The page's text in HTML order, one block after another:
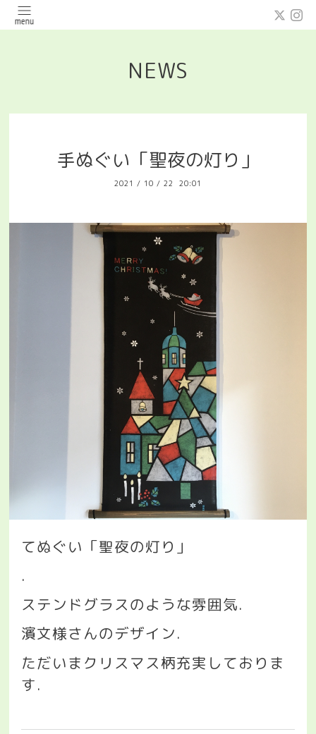
NEWS
手ぬぐい「聖夜の灯り」
2021 / 10 / 22 20:01
てぬぐい「聖夜の灯り」
.
ステンドグラスのような雰囲気.
濱文様さんのデザイン.
ただいまクリスマス柄充実しておりま
す.